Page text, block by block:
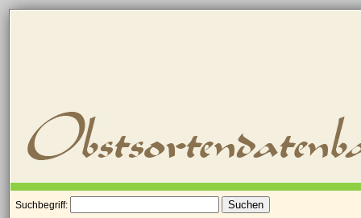
Suchbegriff: